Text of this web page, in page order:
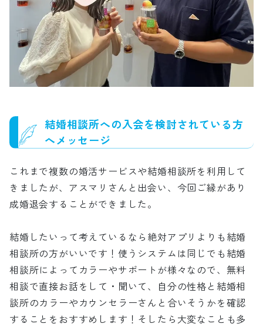
結婚相談所への入会を検討されている方
へメッセージ
これまで複数の婚活サービスや結婚相談所を利用して
きましたが、アスマリさんと出会い、今回ご縁があり
成婚退会することができました。
結婚したいって考えているなら絶対アプリよりも結婚
相談所の方がいいです！使うシステムは同じでも結婚
相談所によってカラーやサポートが様々なので、無料
相談で直接お話をして・聞いて、自分の性格と結婚相
談所のカラーやカウンセラーさんと合いそうかを確認
することをおすすめします！そしたら大変なことも多